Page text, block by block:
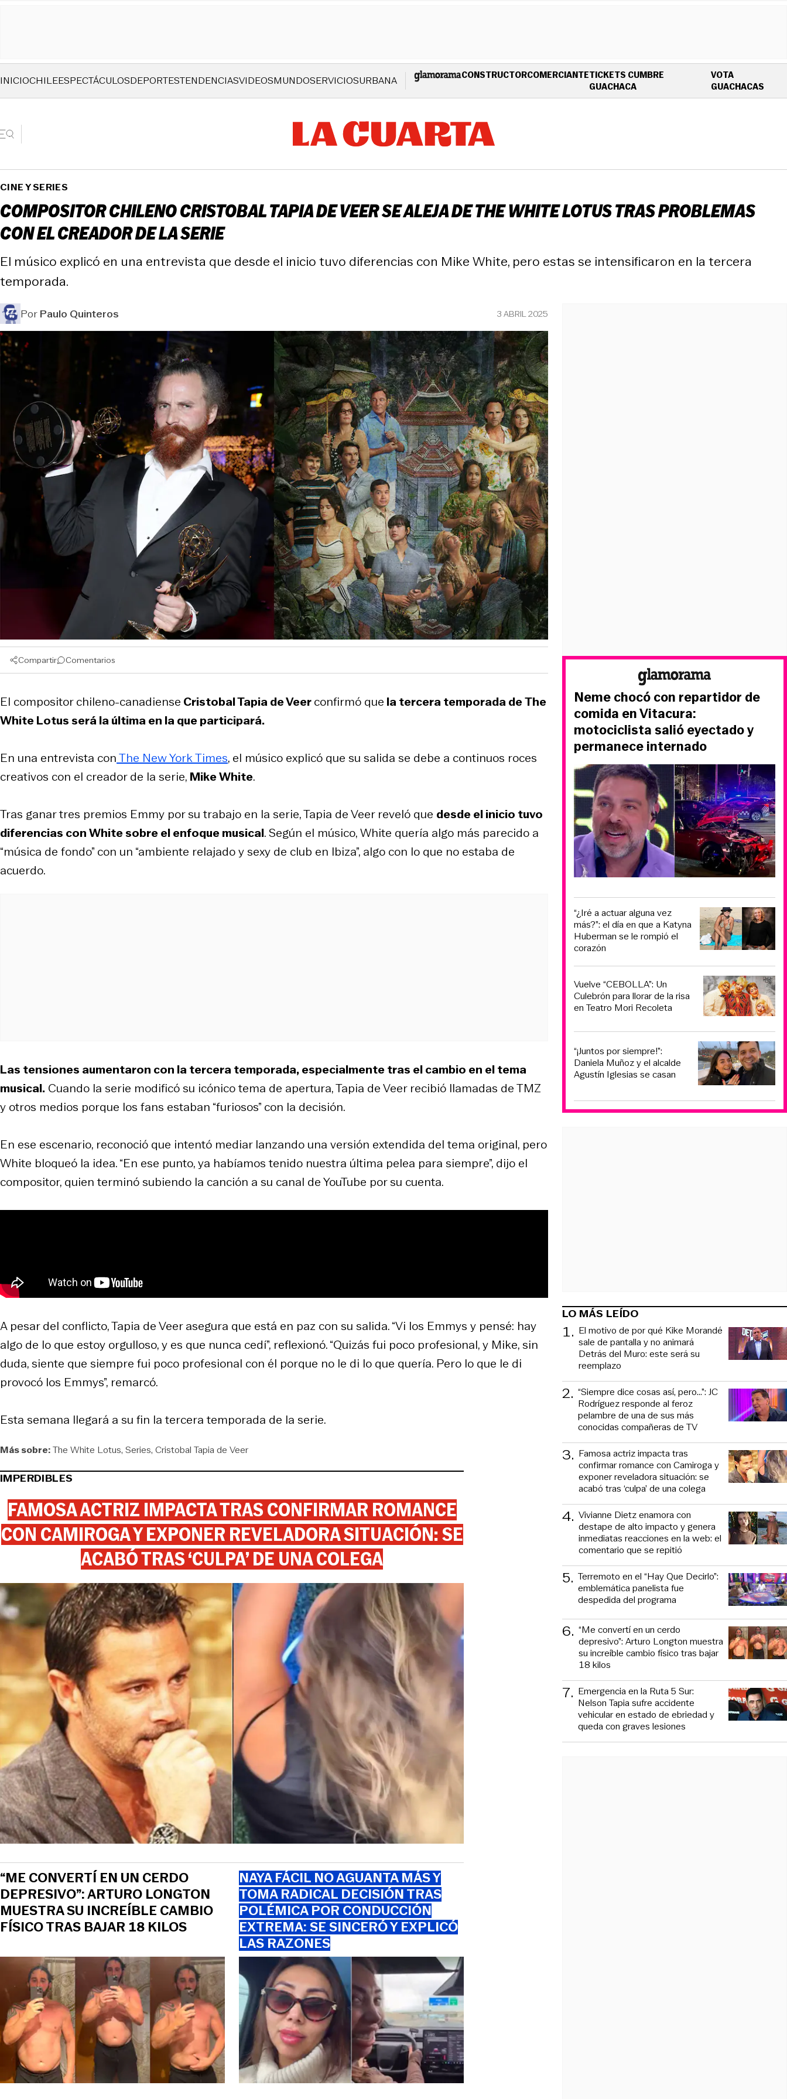
INICIOCHILEESPECTÁCULOSDEPORTESTENDENCIASVIDEOSMUNDOSERVICIOSURBANA CONSTRUCTORCOMERCIANTETICKETS CUMBRE
GUACHACAOPENS IN NEW WINDOW
VOTA
GUACHACAS
CINE Y SERIES
COMPOSITOR CHILENO CRISTOBAL TAPIA DE VEER SE ALEJA DE THE WHITE LOTUS TRAS PROBLEMAS
CON EL CREADOR DE LA SERIE
El músico explicó en una entrevista que desde el inicio tuvo diferencias con Mike White, pero estas se intensificaron en la tercera
temporada.
PorPaulo Quinteros 3 ABRIL 2025
Compartir Comentarios
El compositor chileno-canadiense Cristobal Tapia de Veerconfirmó que la tercera temporada deThe
White Lotusserá la última en la que participará.
En una entrevista conThe New York Times, el músico explicó que su salida se debe a continuos roces
creativos con el creador de la serie, Mike White.
Tras ganar tres premios Emmy por su trabajo en la serie, Tapia de Veer reveló que desde el inicio tuvo
diferencias con White sobre el enfoque musical. Según el músico, White quería algo más parecido a
“música de fondo” con un “ambiente relajado y sexy de club en Ibiza”, algo con lo que no estaba de
acuerdo.
Las tensiones aumentaron con la tercera temporada, especialmente tras el cambio en el tema
musical. Cuando la serie modificó su icónico tema de apertura, Tapia de Veer recibió llamadas de TMZ
y otros medios porque los fans estaban “furiosos” con la decisión.
En ese escenario, reconoció que intentó mediar lanzando una versión extendida del tema original, pero
White bloqueó la idea. “En ese punto, ya habíamos tenido nuestra última pelea para siempre”, dijo el
compositor, quien terminó subiendo la canción a su canal de YouTube por su cuenta.
A pesar del conflicto, Tapia de Veer asegura que está en paz con su salida. “Vi los Emmys y pensé: hay
algo de lo que estoy orgulloso, y es que nunca cedí”, reflexionó. “Quizás fui poco profesional, y Mike, sin
duda, siente que siempre fui poco profesional con él porque no le di lo que quería. Pero lo que le di
provocó los Emmys”, remarcó.
Esta semana llegará a su fin la tercera temporada de la serie.
Más sobre:The White Lotus Series Cristobal Tapia de Veer
IMPERDIBLES
FAMOSA ACTRIZ IMPACTA TRAS CONFIRMAR ROMANCE
CON CAMIROGA Y EXPONER REVELADORA SITUACIÓN: SE
ACABÓ TRAS ‘CULPA’ DE UNA COLEGA
“ME CONVERTÍ EN UN CERDO
DEPRESIVO”: ARTURO LONGTON
MUESTRA SU INCREÍBLE CAMBIO
FÍSICO TRAS BAJAR 18 KILOS
NAYA FÁCIL NO AGUANTA MÁS Y
TOMA RADICAL DECISIÓN TRAS
POLÉMICA POR CONDUCCIÓN
EXTREMA: SE SINCERÓ Y EXPLICÓ
LAS RAZONES
Neme chocó con repartidor de
comida en Vitacura:
motociclista salió eyectado y
permanece internado
“¿Iré a actuar alguna vez
más?”: el día en que a Katyna
Huberman se le rompió el
corazón
Vuelve “CEBOLLA”: Un
Culebrón para llorar de la risa
en Teatro Mori Recoleta
“¡Juntos por siempre!”:
Daniela Muñoz y el alcalde
Agustín Iglesias se casan
LO MÁS LEÍDO
1. El motivo de por qué Kike Morandé
sale de pantalla y no animará
Detrás del Muro: este será su
reemplazo
2. “Siempre dice cosas así, pero...”: JC
Rodríguez responde al feroz
pelambre de una de sus más
conocidas compañeras de TV
3. Famosa actriz impacta tras
confirmar romance con Camiroga y
exponer reveladora situación: se
acabó tras ‘culpa’ de una colega
4. Vivianne Dietz enamora con
destape de alto impacto y genera
inmediatas reacciones en la web: el
comentario que se repitió
5. Terremoto en el “Hay Que Decirlo”:
emblemática panelista fue
despedida del programa
6. “Me convertí en un cerdo
depresivo”: Arturo Longton muestra
su increíble cambio físico tras bajar
18 kilos
7. Emergencia en la Ruta 5 Sur:
Nelson Tapia sufre accidente
vehicular en estado de ebriedad y
queda con graves lesiones